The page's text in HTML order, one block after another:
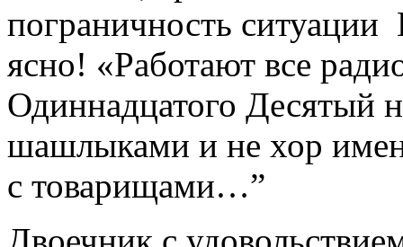
пограничность
ясно! «Работают все
Одиннадцатого Десятый
шашлыками и не хор
с товарищами…”